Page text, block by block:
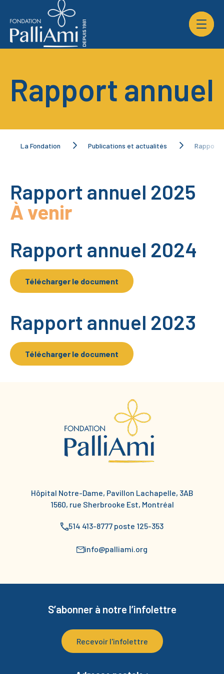
Ouvrir
la
du
Rapport annuel
La Fondation Publications et actualités Rapport
Rapport annuel 2025
À venir
Rapport annuel 2024
Télécharger le document
Rapport annuel 2023
Télécharger le document
Hôpital Notre-Dame, Pavillon Lachapelle, 3AB
1560, rue Sherbrooke Est, Montréal
514 413-8777 poste 125-353
info@palliami.org
S’abonner à notre l’infolettre
Recevoir l'infolettre